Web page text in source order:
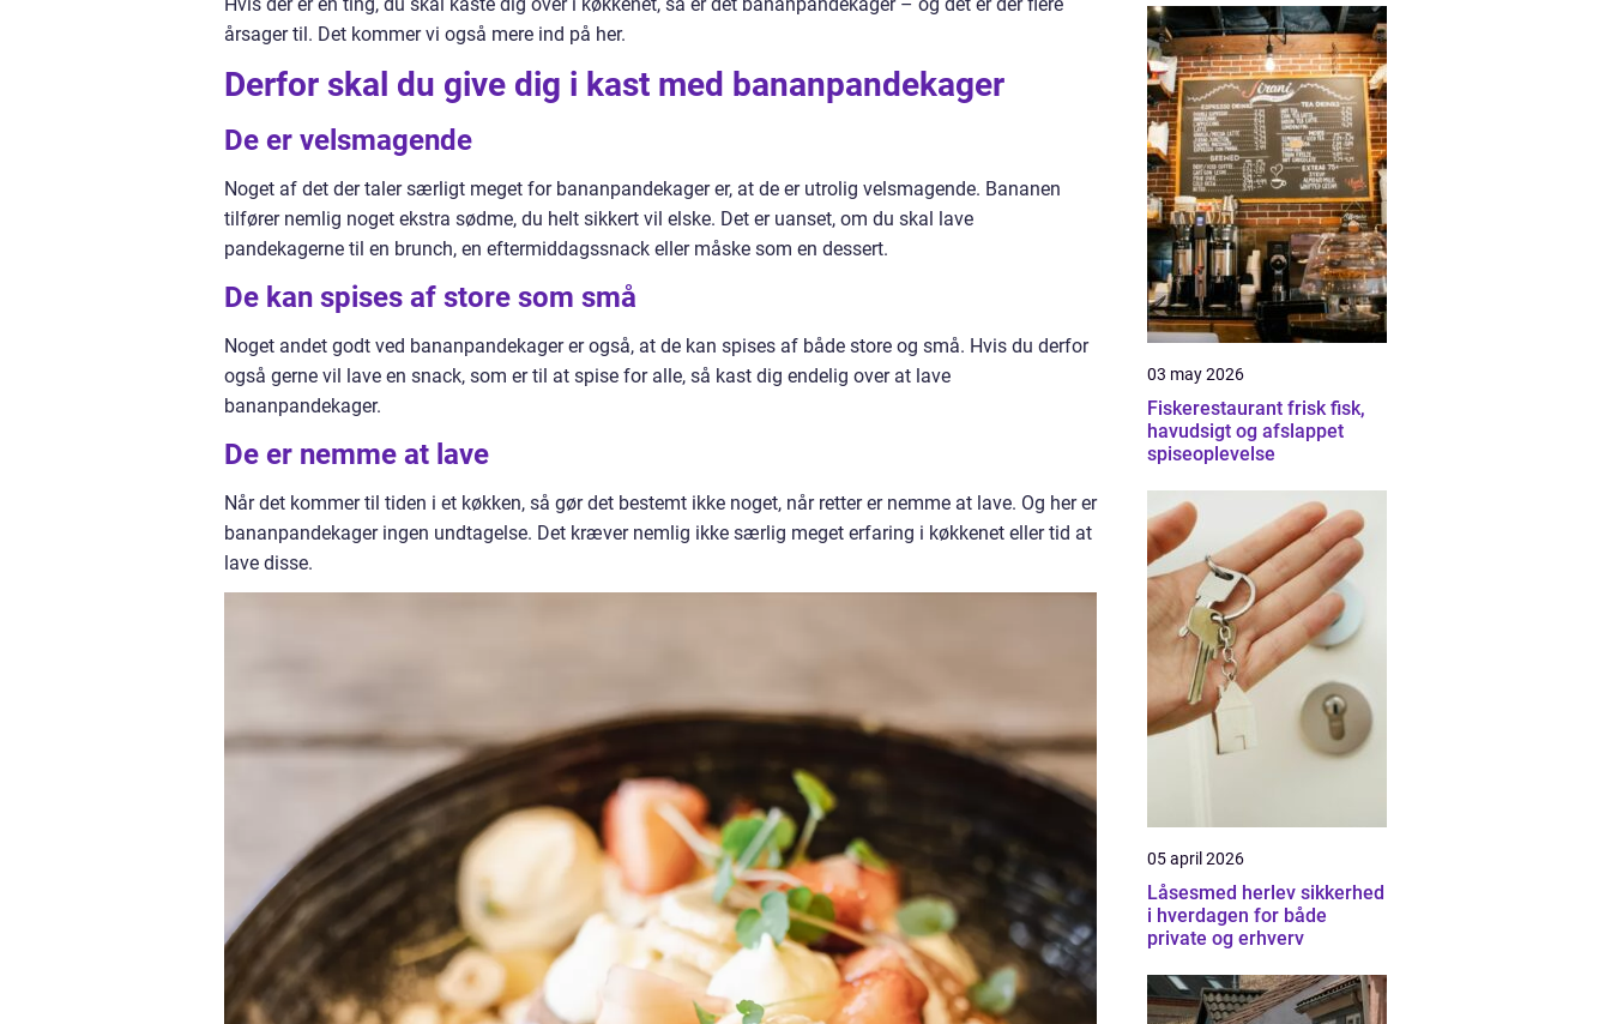
årsager til. Det kommer vi også mere ind på her.
Derfor skal du give dig i kast med bananpandekager
De er velsmagende
Noget af det der taler særligt meget for bananpandekager er, at de er utrolig velsmagende. Bananen
tilfører nemlig noget ekstra sødme, du helt sikkert vil elske. Det er uanset, om du skal lave
pandekagerne til en brunch, en eftermiddagssnack eller måske som en dessert.
De kan spises af store som små
Noget andet godt ved bananpandekager er også, at de kan spises af både store og små. Hvis du derfor
også gerne vil lave en snack, som er til at spise for alle, så kast dig endelig over at lave
bananpandekager.
De er nemme at lave
Når det kommer til tiden i et køkken, så gør det bestemt ikke noget, når retter er nemme at lave. Og her er
bananpandekager ingen undtagelse. Det kræver nemlig ikke særlig meget erfaring i køkkenet eller tid at
lave disse.
03 may 2026
Fiskerestaurant frisk fisk,
havudsigt og afslappet
spiseoplevelse
05 april 2026
Låsesmed herlev sikkerhed
i hverdagen for både
private og erhverv